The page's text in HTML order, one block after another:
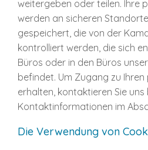
weitergeben oder teilen. Ihre
werden an sicheren
gespeichert, die von der
kontrolliert werden, die sich
Büros oder in den Büros
befindet. Um Zugang zu
erhalten, kontaktieren Sie
Kontaktinformationen im
Die Verwendung von